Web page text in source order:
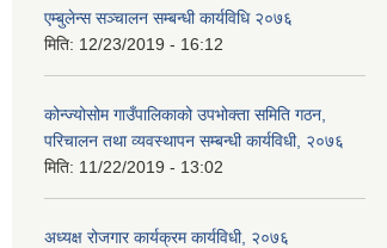
एम्बुलेन्स सञ्चालन सम्बन्धी कार्यविधि २०७६
मिति: 12/23/2019 - 16:12
कोन्ज्योसोम गाउँपालिकाको उपभोक्ता समिति गठन,
परिचालन तथा व्यवस्थापन सम्बन्धी कार्यविधी, २०७६
मिति: 11/22/2019 - 13:02
अध्यक्ष रोजगार कार्यक्रम कार्यविधी, २०७६